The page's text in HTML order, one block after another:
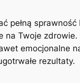
pełną sprawność
na Twoje zdrowie.
emocjonalne
rezultaty.